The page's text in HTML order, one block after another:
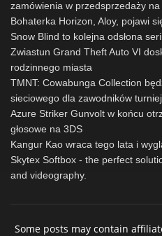
zamówienia w przedsprzedaży
Bohaterka Horizon, Aloy, pojawi
Snow Blind to kolejna odsłona
Zwiastun Grand Theft Auto VI
rodzinnego miasta
TMNT: Cowabunga Collection
sieciowego dla zawodników
Azure Striker Gunvolt w końcu
głosowe na 3DS
Kangur Kao wraca tego lata i
Skytex Softbox - the perfect
and videography.
Some posts may contain